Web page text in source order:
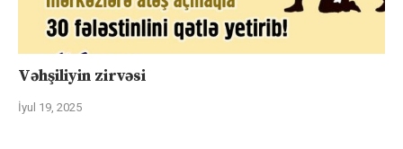
Vəhşiliyin zirvəsi
İyul 19, 2025